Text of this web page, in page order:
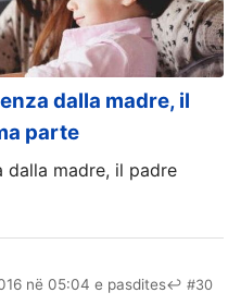
dalla madre, il
parte
madre, il padre
në 05:04 e pasdites↩ #30